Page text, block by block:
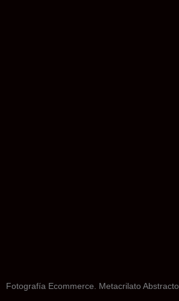
Fotografía Ecommerce. Metacrilato Abstracto.